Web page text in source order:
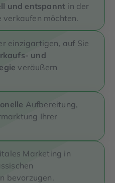
und entspannt in der
möchten.
einzigartigen, auf Sie
und
veräußern
Aufbereitung,
Ihrer
Marketing in
bevorzugen.